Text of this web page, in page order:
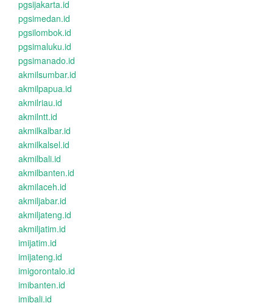
pgsijakarta.id
pgsimedan.id
pgsilombok.id
pgsimaluku.id
pgsimanado.id
akmilsumbar.id
akmilpapua.id
akmilriau.id
akmilntt.id
akmilkalbar.id
akmilkalsel.id
akmilbali.id
akmilbanten.id
akmilaceh.id
akmiljabar.id
akmiljateng.id
akmiljatim.id
imijatim.id
imijateng.id
imigorontalo.id
imibanten.id
imibali.id